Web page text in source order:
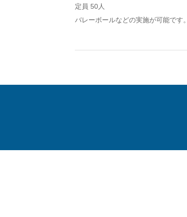
定員 50人
バレーボールなどの実施が可能です。